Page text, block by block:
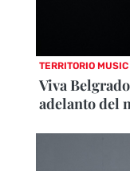
TERRITORIO MUSIC
Viva
adelanto del